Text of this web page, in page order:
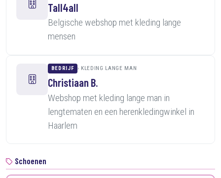
Tall4all
Belgische webshop met kleding lange
mensen
BEDRIJF KLEDING LANGE MAN
Christiaan B.
Webshop met kleding lange man in
lengtematen en een herenkledingwinkel in
Haarlem
Schoenen